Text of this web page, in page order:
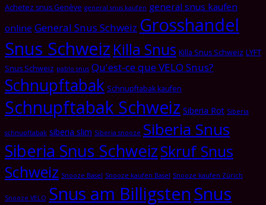
Achetez snus Genève general snus kaufen general snus kaufen
online General Snus Schweiz Grosshandel
Snus Schweiz Killa Snus Killa Snus Schweiz LYFT
Snus Schweiz pablo snus Qu'est-ce que VELO Snus?
Schnupftabak Schnupftabak kaufen
Schnupftabak Schweiz Siberia Rot Siberia
schnupftabak siberia slim Siberia snooze Siberia Snus
Siberia Snus SchweizSkruf Snus
Schweiz Snooze Basel Snooze kaufen Basel Snooze kaufen Zürich
Snooze VELO Snus am BilligstenSnus